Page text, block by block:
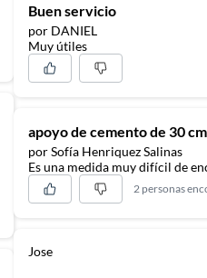
Buen servicio
por DANIEL
Muy útiles
apoyo de cemento de 30
por Sofía Henriquez Salinas
Es una medida muy difícil de
2 personas
Jose